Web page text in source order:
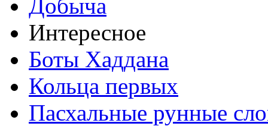
Добыча
Интересное
Боты Хаддана
Кольца первых
Пасхальные рунные